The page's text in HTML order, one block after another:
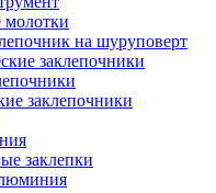
молотки
на шуруповерт
заклепочники
заклепочники
заклепки